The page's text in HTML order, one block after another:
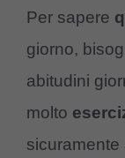
Per sapere
giorno,
abitudini
molto
sicuramente